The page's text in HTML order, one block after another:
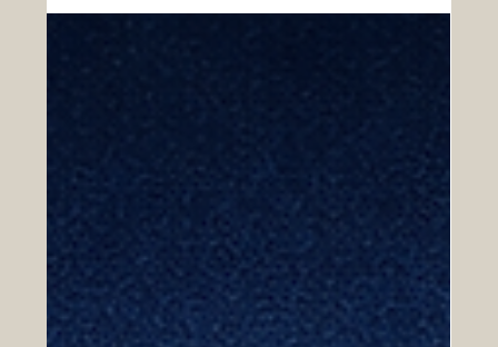
un double objectif : 👉 protéger le produit 👉 renforcer
haut de gamme. 📐 Caractéristiques techni